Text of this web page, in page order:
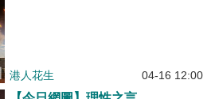
港人花生 04-16 12:00